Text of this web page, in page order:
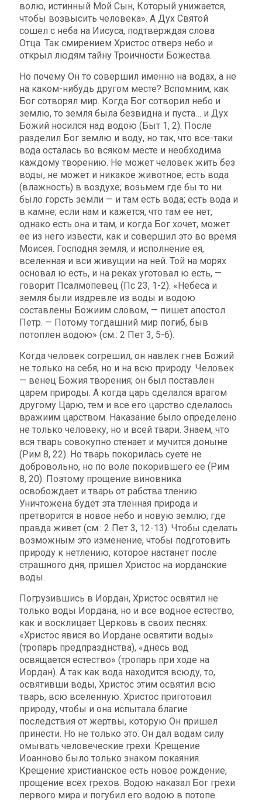
волю, истинный Мой Сын, Который унижается,
чтобы возвысить человека». А Дух Святой
сошел с неба на Иисуса, подтверждая слова
Отца. Так смирением Христос отверз небо и
открыл людям тайну Троичности Божества.
Но почему Он то совершил именно на водах, а не
на каком-нибудь другом месте? Вспомним, как
Бог сотворял мир. Когда Бог сотворил небо и
землю, то земля была безвидна и пуста… и Дух
Божий носился над водою (Быт 1, 2). После
разделил Бог землю и воду, но так, что все-таки
вода осталась во всяком месте и необходима
каждому творению. Не может человек жить без
воды, не может и никакое животное; есть вода
(влажность) в воздухе; возьмем где бы то ни
было горсть земли — и там есть вода; есть вода и
в камне; если нам и кажется, что там ее нет,
однако есть она и там, и когда Бог хочет, может
ее из него извести, как и совершил это во время
Моисея. Господня земля, и исполнение ея,
вселенная и вси живущии на ней. Той на морях
основал ю есть, и на реках уготовал ю есть, —
говорит Псалмопевец (Пс 23, 1-2). «Небеса и
земля были издревле из воды и водою
составлены Божиим словом, — пишет апостол
Петр. — Потому тогдашний мир погиб, быв
потоплен водою» (см.: 2 Пет 3, 5-6).
Когда человек согрешил, он навлек гнев Божий
не только на себя, но и на всю природу. Человек
— венец Божия творения; он был поставлен
царем природы. А когда царь сделался врагом
другому Царю, тем и все его царство сделалось
вражиим царством. Наказание было определено
не только человеку, но и всей твари. Знаем, что
вся тварь совокупно стенает и мучится доныне
(Рим 8, 22). Но тварь покорилась суете не
добровольно, но по воле покорившего ее (Рим
8, 20). Поэтому прощение виновника
освобождает и тварь от рабства тлению.
Уничтожена будет эта тленная природа и
претворится в новое небо и новую землю, где
правда живет (см.: 2 Пет 3, 12-13). Чтобы сделать
возможным это изменение, чтобы подготовить
природу к нетлению, которое настанет после
страшного дня, пришел Христос на иорданские
воды.
Погрузившись в Иордан, Христос освятил не
только воды Иордана, но и все водное естество,
как и восклицает Церковь в своих песнях:
«Христос явися во Иордане освятити воды»
(тропарь предпразднства), «днесь вод
освящается естество» (тропарь при ходе на
Иордан). А так как вода находится всюду, то,
освятивши воды, Христос этим освятил всю
тварь, всю вселенную. Христос приготовил
природу, чтобы и она испытала благие
последствия от жертвы, которую Он пришел
принести. Но не только это. Он дал водам силу
омывать человеческие грехи. Крещение
Иоанново было только знаком покаяния.
Крещение христианское есть новое рождение,
прощение всех грехов. Водою наказал Бог грехи
первого мира и погубил его водою в потопе.